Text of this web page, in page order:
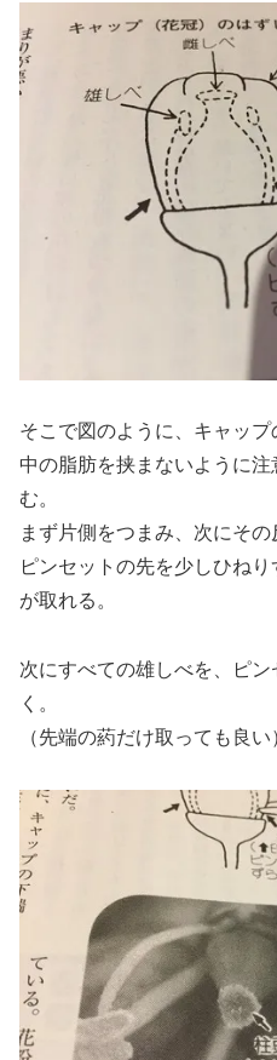
そこで図のように、キャップ
中の脂肪を挟まないように
む。
まず片側をつまみ、次にその
ピンセットの先を少しひね
が取れる。
次にすべての雄しべを、ピ
く。
（先端の葯だけ取っても良い